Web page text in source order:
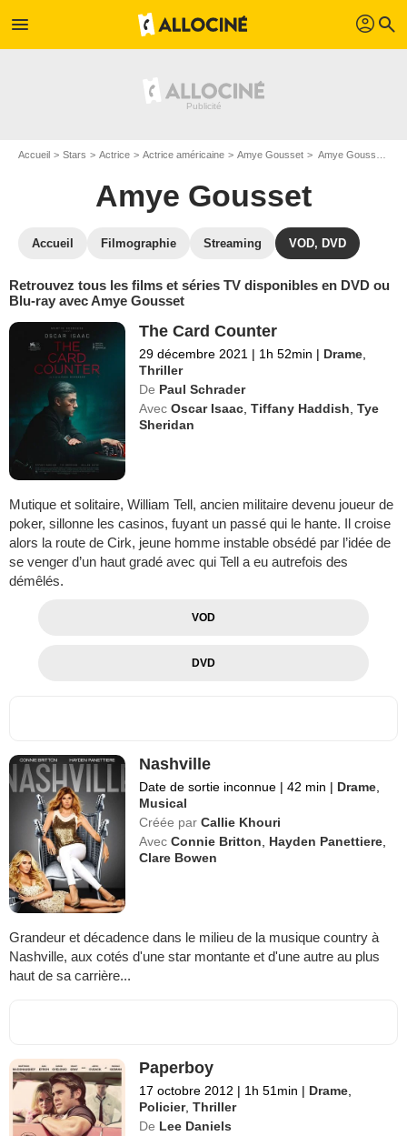
menu profil search
Accueil Stars Actrice Actrice américaine Amye Gousset Amye Gousset : ses Blu-Ray, DVD, VOD, SVOD
Amye Gousset
Accueil Filmographie Streaming VOD, DVD
Retrouvez tous les films et séries TV disponibles en DVD ou
Blu-ray avec Amye Gousset
The Card Counter
29 décembre 2021 | 1h 52min | Drame
Thriller
De Paul Schrader
Avec Oscar Isaac ,Tiffany Haddish ,Tye
Sheridan
Mutique et solitaire, William Tell, ancien militaire devenu joueur de
poker, sillonne les casinos, fuyant un passé qui le hante. Il croise
alors la route de Cirk, jeune homme instable obsédé par l’idée de
se venger d’un haut gradé avec qui Tell a eu autrefois des
démêlés.
VOD
DVD
Nashville
Date de sortie inconnue | 42 min | Drame
Musical
Créée par Callie Khouri
Avec Connie Britton Hayden Panettiere
Clare Bowen
Grandeur et décadence dans le milieu de la musique country à
Nashville, aux cotés d'une star montante et d'une autre au plus
haut de sa carrière...
Paperboy
17 octobre 2012 | 1h 51min | Drame
Policier,Thriller
De Lee Daniels